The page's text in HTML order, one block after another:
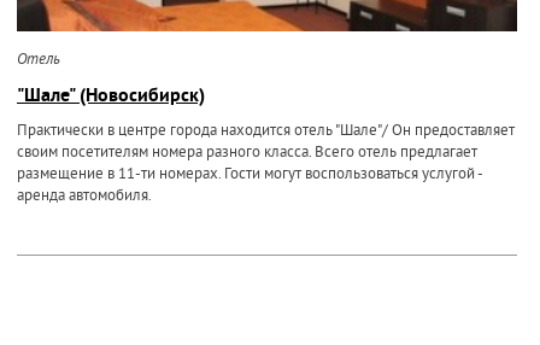
Отель
"Шале" (Новосибирск)
Практически в центре города находится отель "Шале"/ Он предоставляет
своим посетителям номера разного класса. Всего отель предлагает
размещение в 11-ти номерах. Гости могут воспользоваться услугой -
аренда автомобиля.